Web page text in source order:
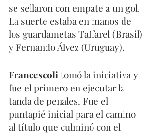
se sellaron con empate a un gol.
La suerte estaba en manos de
los guardametas Taffarel (Brasil)
y Fernando Álvez (Uruguay).
Francescoli tomó la iniciativa y
fue el primero en ejecutar la
tanda de penales. Fue el
puntapié inicial para el camino
al título que culminó con el